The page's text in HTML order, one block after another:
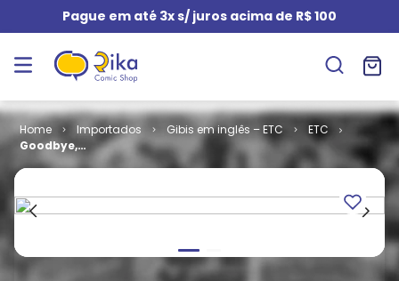
Pague em até 3x s/ juros acima de R$ 100
Importados Gibis em inglês – ETC
ETC
Goodbye,
Chunky Rice